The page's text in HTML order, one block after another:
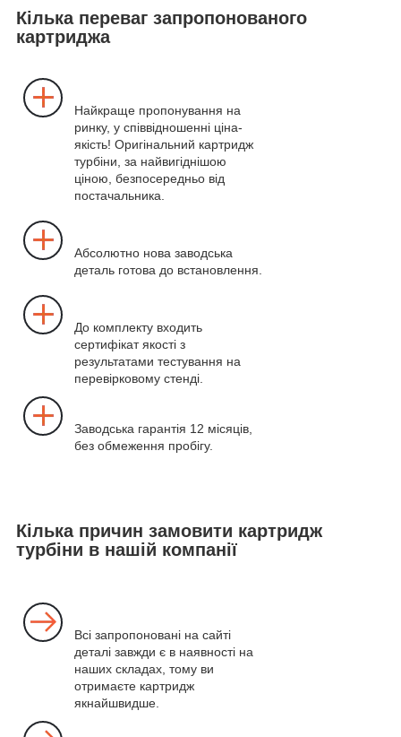
Кілька переваг запропонованого
картриджа
Найкраще пропонування на
ринку, у співвідношенні ціна-
якість! Оригінальний картридж
турбіни, за найвигіднішою
ціною, безпосередньо від
постачальника.
Абсолютно нова заводська
деталь готова до встановлення.
До комплекту входить
сертифікат якості з
результатами тестування на
перевірковому стенді.
Заводська гарантія 12 місяців,
без обмеження пробігу.
Кілька причин замовити картридж
турбіни в нашій компанії
Всі запропоновані на сайті
деталі завжди є в наявності на
наших складах, тому ви
отримаєте картридж
якнайшвидше.